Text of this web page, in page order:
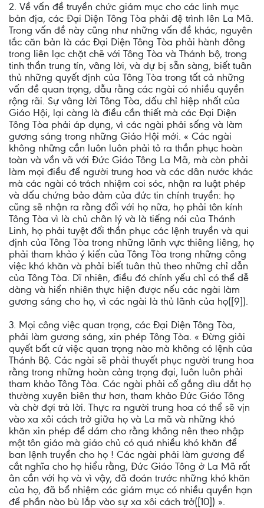
2. Về vấn đề truyền chức giám mục cho các linh mục
bản địa, các Ðại Diện Tông Tòa phải đệ trình lên La Mã.
Trong vấn đề này cũng như những vấn đề khác, nguyên
tắc căn bản là các Ðại Diện Tông Tòa phải hành đông
trong liên lạc chặt chẽ với Tông Tòa và Thánh bộ, trong
tinh thần trung tín, vâng lời, và dự bị sẵn sàng, biết tuân
thủ những quyết định của Tông Tòa trong tất cả những
vấn đề quan trọng, dẫu rằng các ngài có nhiều quyền
rộng rãi. Sự vâng lời Tông Tòa, dấu chỉ hiệp nhất của
Giáo Hội, lại càng là điều cần thiết mà các Ðại Diện
Tông Tòa phải áp dụng, vì các ngài phải sống và làm
gương sáng trong những Giáo Hội mới. « Các ngài
không những cần luôn luôn phải tỏ ra thần phục hoàn
toàn và vồn vã với Ðức Giáo Tông La Mã, mà còn phải
làm mọi điều để người trung hoa và các dân nước khác
mà các ngài có trách nhiệm coi sóc, nhận ra luật phép
và dấu chứng bảo đảm của đức tin chính truyền: họ
cũng sẽ nhận ra rằng đối với họ nữa, họ phải tôn kính
Tông Tòa vì là chủ chân lý và là tiếng nói của Thánh
Linh, họ phải tuyệt đối thần phục các lệnh truyền và qui
định của Tông Tòa trong những lãnh vực thiêng liêng, họ
phải tham khảo ý kiến của Tông Tòa trong những công
việc khó khăn và phải biết tuân thủ theo những chỉ dẫn
của Tông Tòa. Dĩ nhiên, điều đó chính yếu chỉ có thể dễ
dàng và hiển nhiên thực hiện được nếu các ngài làm
gương sáng cho họ, vì các ngài là thủ lãnh của họ([9]).
3. Mọi công việc quan trọng, các Ðại Diện Tông Tòa,
phải làm gương sáng, xin phép Tông Tòa. « Ðừng giải
quyết bất cứ việc quan trọng nào mà không có lệnh của
Thánh Bộ. Các ngài sẽ phải thuyết phục người trung hoa
rằng trong những hoàn cảng trọng đại, luôn luôn phải
tham khảo Tông Tòa. Các ngài phải cố gắng dìu dắt họ
thường xuyên biên thư hơn, tham khảo Ðức Giáo Tông
và chờ đợi trả lời. Thực ra người trung hoa có thể sẽ vịn
vào xa xôi cách trở giữa họ và La mã và những khó
khăn xin phép để dám cho rằng không nên theo nhập
một tôn giáo mà giáo chủ có quá nhiều khó khăn để
ban lệnh truyền cho họ ! Các ngài phải làm gương để
cắt nghĩa cho họ hiểu rằng, Ðức Giáo Tông ở La Mã rất
ân cần với họ và vì vậy, đã đoán trước những khó khăn
của họ, đã bổ nhiệm các giám mục có nhiều quyền hạn
để phần nào bù lắp vào sự xa xôi cách trở([10]) ».